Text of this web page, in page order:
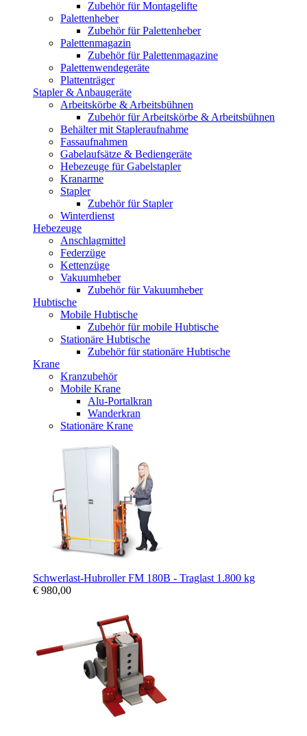
Zubehör für Montagelifte
Palettenheber
Zubehör für Palettenheber
Palettenmagazin
Zubehör für Palettenmagazine
Palettenwendegeräte
Plattenträger
Stapler & Anbaugeräte
Arbeitskörbe & Arbeitsbühnen
Zubehör für Arbeitskörbe & Arbeitsbühnen
Behälter mit Stapleraufnahme
Fassaufnahmen
Gabelaufsätze & Bediengeräte
Hebezeuge für Gabelstapler
Kranarme
Stapler
Zubehör für Stapler
Winterdienst
Hebezeuge
Anschlagmittel
Federzüge
Kettenzüge
Vakuumheber
Zubehör für Vakuumheber
Hubtische
Mobile Hubtische
Zubehör für mobile Hubtische
Stationäre Hubtische
Zubehör für stationäre Hubtische
Krane
Kranzubehör
Mobile Krane
Alu-Portalkran
Wanderkran
Stationäre Krane
Schwerlast-Hubroller FM 180B - Traglast 1.800 kg
€ 980,00